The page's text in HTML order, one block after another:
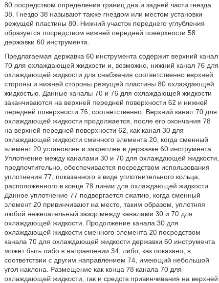
80 посредством определения границ дна и задней части гнезда
38. Гнездо 38 называют также гнездом или местом установки
режущей пластины 80. Нижний участок переднего углубления
образуется посредством нижней передней поверхности 58
державки 60 инструмента.
Предлагаемая державка 60 инструмента содержит верхний канал
70 для охлаждающей жидкости и, возможно, нижний канал 76 для
охлаждающей жидкости для снабжения соответственно верхней
стороны и нижней стороны режущей пластины 80 охлаждающей
жидкостью. Данные каналы 70 и 76 для охлаждающей жидкости
заканчиваются на верхней передней поверхности 62 и нижней
передней поверхности 76, соответственно. Верхний канал 70 для
охлаждающей жидкости продолжается, после его окончания 78
на верхней передней поверхности 62, как канал 30 для
охлаждающей жидкости сменного элемента 20, когда сменный
элемент 20 установлен и закреплен в державке 60 инструмента.
Уплотнение между каналами 30 и 70 для охлаждающей жидкости,
предпочтительно, обеспечивается посредством использования
уплотнения 77, показанного в виде уплотнительного кольца,
расположенного в конце 78 линии для охлаждающей жидкости.
Данное уплотнение 77 подвергается сжатию, когда сменный
элемент 20 привинчивают на место, таким образом, уплотняя
любой нежелательный зазор между каналами 30 и 70 для
охлаждающей жидкости. Продолжение канала 30 для
охлаждающей жидкости сменного элемента 20 посредством
канала 70 для охлаждающей жидкости державки 60 инструмента
может быть либо в направлении 34, либо, как показано, в
соответствии с другим направлением 74, имеющий небольшой
угол наклона. Размещение как конца 78 канала 70 для
охлаждающей жидкости, так и средств привинчивания на верхней